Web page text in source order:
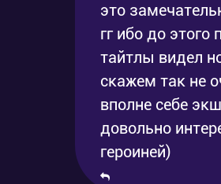
это
гг ибо до этого
тайтлы видел
скажем так не
вполне себе
довольно
героиней)